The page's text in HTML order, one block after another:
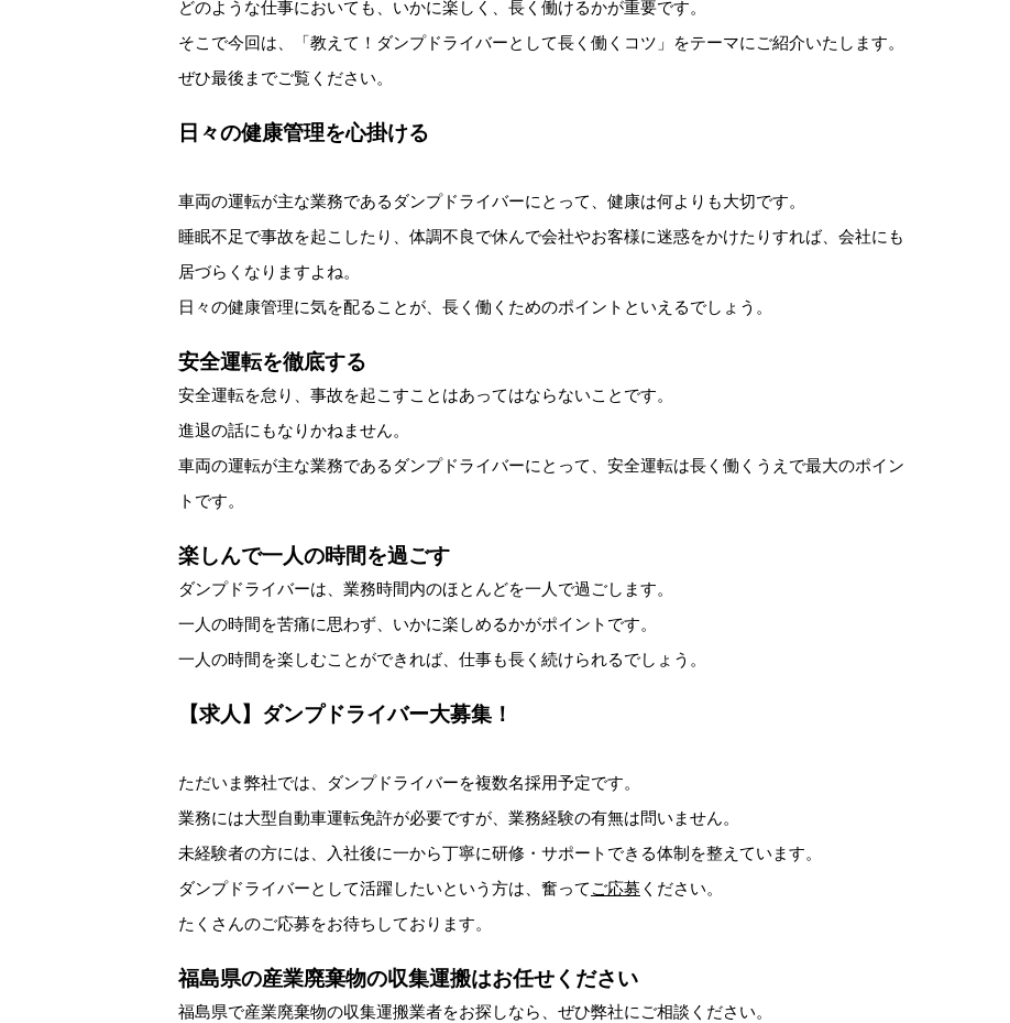
どのような仕事においても、いかに楽しく、長く働けるかが重要です。
そこで今回は、「教えて！ダンプドライバーとして長く働くコツ」をテーマにご紹介いたします。
ぜひ最後までご覧ください。
日々の健康管理を心掛ける
車両の運転が主な業務であるダンプドライバーにとって、健康は何よりも大切です。
睡眠不足で事故を起こしたり、体調不良で休んで会社やお客様に迷惑をかけたりすれば、会社にも
居づらくなりますよね。
日々の健康管理に気を配ることが、長く働くためのポイントといえるでしょう。
安全運転を徹底する
安全運転を怠り、事故を起こすことはあってはならないことです。
進退の話にもなりかねません。
車両の運転が主な業務であるダンプドライバーにとって、安全運転は長く働くうえで最大のポイン
トです。
楽しんで一人の時間を過ごす
ダンプドライバーは、業務時間内のほとんどを一人で過ごします。
一人の時間を苦痛に思わず、いかに楽しめるかがポイントです。
一人の時間を楽しむことができれば、仕事も長く続けられるでしょう。
【求人】ダンプドライバー大募集！
ただいま弊社では、ダンプドライバーを複数名採用予定です。
業務には大型自動車運転免許が必要ですが、業務経験の有無は問いません。
未経験者の方には、入社後に一から丁寧に研修・サポートできる体制を整えています。
ダンプドライバーとして活躍したいという方は、奮ってご応募 ください。
たくさんのご応募をお待ちしております。
福島県の産業廃棄物の収集運搬はお任せください
福島県で産業廃棄物の収集運搬業者をお探しなら、ぜひ弊社にご相談ください。